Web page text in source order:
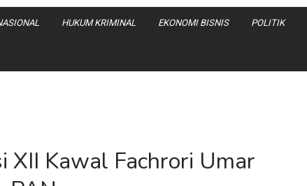
HUKUM KRIMINAL EKONOMI BISNIS POLITIK
XII Kawal Fachrori Umar